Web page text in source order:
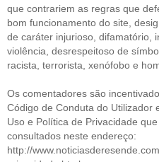
que contrariem as regras que
bom funcionamento do site,
de caráter injurioso, difamatório,
violência, desrespeitoso de
racista, terrorista, xenófobo e
Os comentadores são
Código de Conduta do Utilizador
Uso e Política de Privacidade
consultados neste endereço:
http://